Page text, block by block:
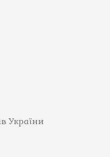
України